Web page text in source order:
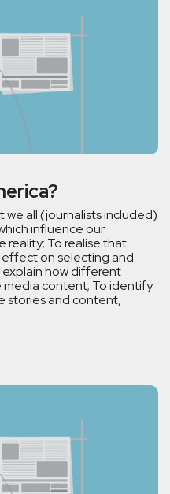
all (journalists included)
influence our
To realise that
on selecting and
how different
media content; To identify
stories and content,